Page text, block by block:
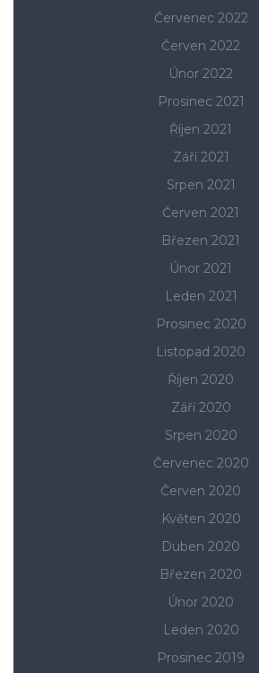
Červenec 2022
Červen 2022
Únor 2022
Prosinec 2021
Říjen 2021
Září 2021
Srpen 2021
Červen 2021
Březen 2021
Únor 2021
Leden 2021
Prosinec 2020
Listopad 2020
Říjen 2020
Září 2020
Srpen 2020
Červenec 2020
Červen 2020
Květen 2020
Duben 2020
Březen 2020
Únor 2020
Leden 2020
Prosinec 2019